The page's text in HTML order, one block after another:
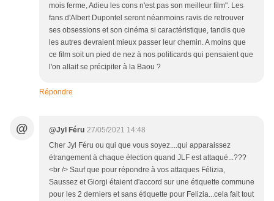
mois ferme, Adieu les cons n'est pas son meilleur film". Les
fans d'Albert Dupontel seront néanmoins ravis de retrouver
ses obsessions et son cinéma si caractéristique, tandis que
les autres devraient mieux passer leur chemin. A moins que
ce film soit un pied de nez à nos politicards qui pensaient que
l'on allait se précipiter à la Baou ?
Répondre
@ @Jyl Féru 27/05/2021 14:48
Cher Jyl Féru ou qui que vous soyez....qui apparaissez
étrangement à chaque élection quand JLF est attaqué...???
<br /> Sauf que pour répondre à vos attaques Félizia,
Saussez et Giorgi étaient d'accord sur une étiquette commune
pour les 2 derniers et sans étiquette pour Felizia...cela fait tout